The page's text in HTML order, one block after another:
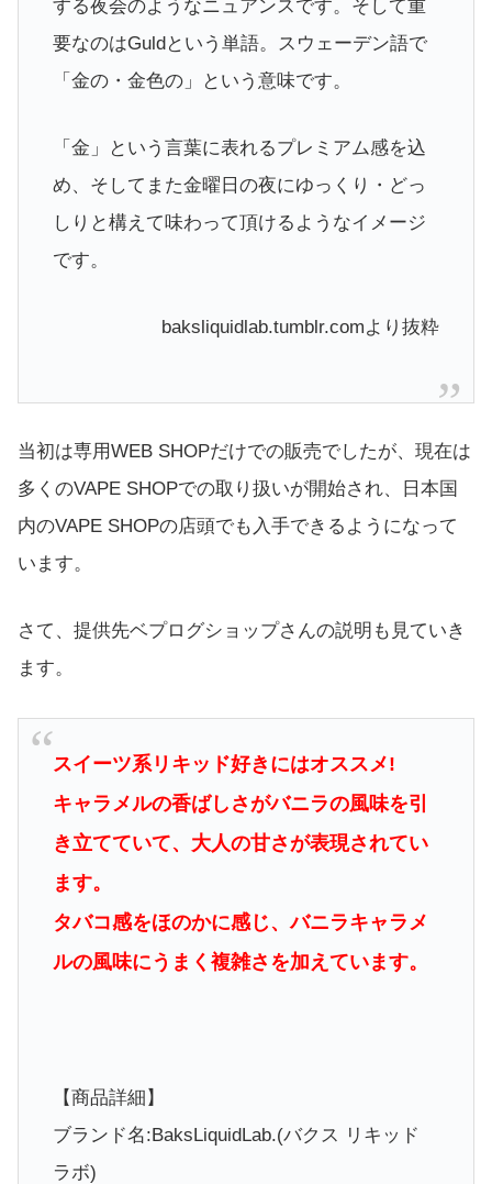
する夜会のようなニュアンスです。そして重
要なのはGuldという単語。スウェーデン語で
「金の・金色の」という意味です。
「金」という言葉に表れるプレミアム感を込
め、そしてまた金曜日の夜にゆっくり・どっ
しりと構えて味わって頂けるようなイメージ
です。
baksliquidlab.tumblr.comより抜粋
当初は専用WEB SHOPだけでの販売でしたが、現在は
多くのVAPE SHOPでの取り扱いが開始され、日本国
内のVAPE SHOPの店頭でも入手できるようになって
います。
さて、提供先ベプログショップさんの説明も見ていき
ます。
スイーツ系リキッド好きにはオススメ!
キャラメルの香ばしさがバニラの風味を引
き立てていて、大人の甘さが表現されてい
ます。
タバコ感をほのかに感じ、バニラキャラメ
ルの風味にうまく複雑さを加えています。
【商品詳細】
ブランド名:BaksLiquidLab.(バクス リキッド
ラボ)